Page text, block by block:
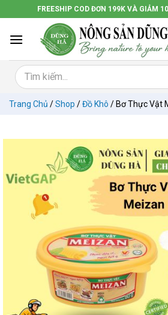
đến
dung
FREESHIP COD ĐƠN 199K VÀ GIẢM
Trang Chủ /Shop /Đồ Khô / Bơ Thực Vật